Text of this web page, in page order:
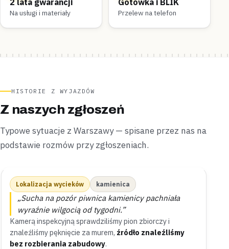
2 lata gwarancji
Na usługi i materiały
Gotówka i BLIK
Przelew na telefon
HISTORIE Z WYJAZDÓW
Z naszych zgłoszeń
Typowe sytuacje z Warszawy — spisane przez nas na
podstawie rozmów przy zgłoszeniach.
Lokalizacja wycieków kamienica
„Sucha na pozór piwnica kamienicy pachniała
wyraźnie wilgocią od tygodni.”
Kamerą inspekcyjną sprawdziliśmy pion zbiorczy i
znaleźliśmy pęknięcie za murem, źródło znaleźliśmy
bez rozbierania zabudowy.